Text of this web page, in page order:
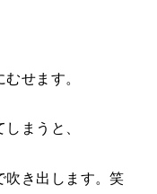
せます。
まうと、
吹き出します。笑